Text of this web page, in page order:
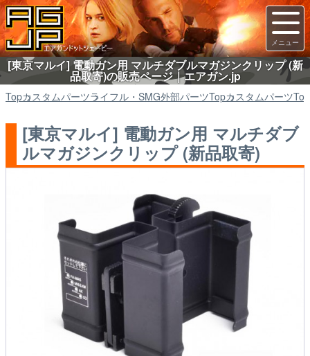
[東京マルイ] 電動ガン用 マルチダブルマガジンクリップ (新
品取寄)の販売ページ｜エアガン.jp
Topカスタムパーツライフル・SMG外部パーツTopカスタムパーツTop
[東京マルイ] 電動ガン用 マルチダブ
ルマガジンクリップ (新品取寄)